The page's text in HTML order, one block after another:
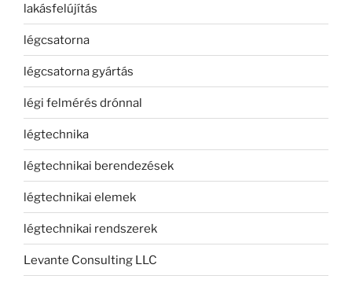
lakásfelújítás
légcsatorna
légcsatorna gyártás
légi felmérés drónnal
légtechnika
légtechnikai berendezések
légtechnikai elemek
légtechnikai rendszerek
Levante Consulting LLC